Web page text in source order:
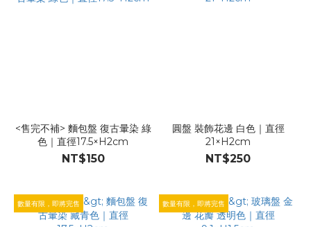
<售完不補> 麵包盤 復古暈染 綠
色｜直徑17.5×H2cm
NT$150
圓盤 裝飾花邊 白色｜直徑
21×H2cm
NT$250
數量有限，即將完售 數量有限，即將完售